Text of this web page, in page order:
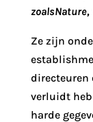
zoalsNature,
Ze zijn
directeuren
verluidt
harde